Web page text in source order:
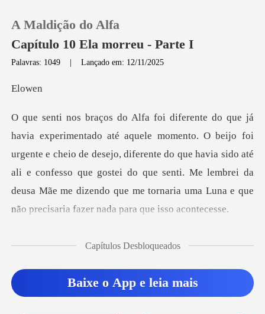
Loja
Histórico
Sair
A Maldição do Alfa
Capítulo 10 Ela morreu - Parte I
Palavras: 1049 |Lançado em: 12/11/2025
ow
rgente e cheio de desejo, diferente do que havia sido até
ali e confesso que gostei do que senti. Me lembrei
Capítulos Desbloqueados
Baixe o App e leia mais